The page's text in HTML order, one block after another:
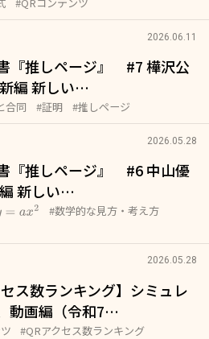
2026.06.11
『推しページ』 #7 樺沢公
編 新しい…
合同 #証明 #推しページ
2026.05.28
『推しページ』 #6 中山優
新しい…
=ax 2
#数学的な見方・考え方
2026.05.28
セス数ランキング】シミュレ
動画編（令和7…
#QRアクセス数ランキング